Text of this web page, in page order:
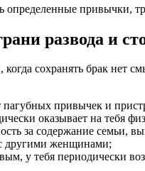
привычки,
развода и
сохранять брак нет
пагубных привычек и
оказывает на тебя
за содержание семьи,
другими женщинами;
у тебя периодически